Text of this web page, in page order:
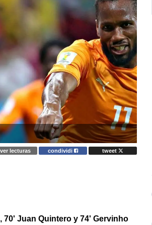
ver lecturas condividi tweet
70' Juan Quintero y 74' Gervinho